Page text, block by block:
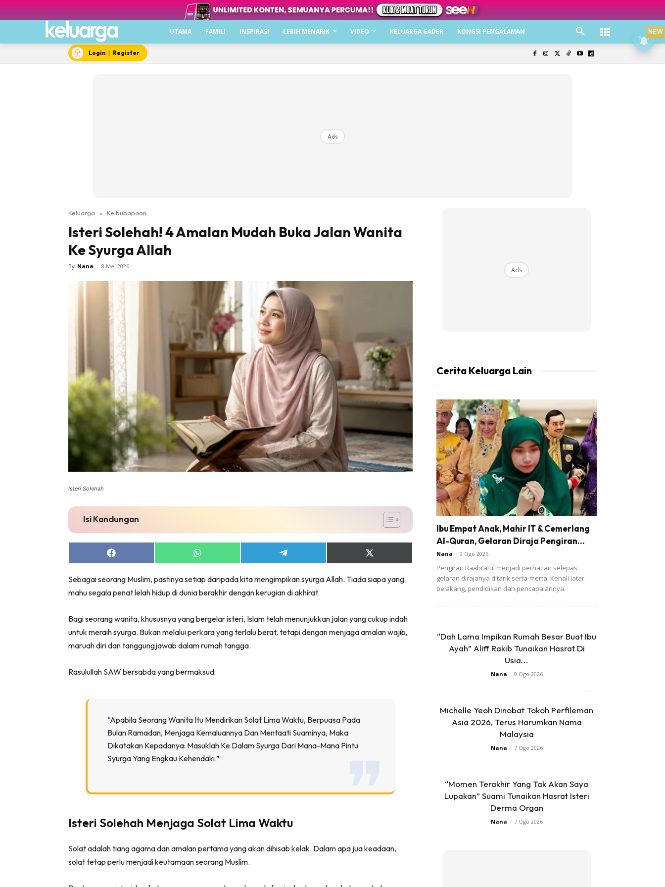
UTAMA FAMILI INSPIRASI LEBIH MENARIK VIDEO KELUARGA GADER KONGSI PENGALAMAN
Login | Register
Ads
Keluarga » Keibubapaan
Isteri Solehah! 4 Amalan Mudah Buka Jalan Wanita
Ke Syurga Allah
By Nana - 8 Mei 2026
Isteri Solehah
Isi Kandungan
Share
on
Share
on
Share
on
Share
on
(Twitter)
Sebagai seorang Muslim, pastinya setiap daripada kita mengimpikan syurga Allah. Tiada siapa yang
mahu segala penat lelah hidup di dunia berakhir dengan kerugian di akhirat.
Bagi seorang wanita, khususnya yang bergelar isteri, Islam telah menunjukkan jalan yang cukup indah
untuk meraih syurga. Bukan melalui perkara yang terlalu berat, tetapi dengan menjaga amalan wajib,
maruah diri dan tanggungjawab dalam rumah tangga.
Rasulullah SAW bersabda yang bermaksud:
“Apabila Seorang Wanita Itu Mendirikan Solat Lima Waktu, Berpuasa Pada
Bulan Ramadan, Menjaga Kemaluannya Dan Mentaati Suaminya, Maka
Dikatakan Kepadanya: Masuklah Ke Dalam Syurga Dari Mana-Mana Pintu
Syurga Yang Engkau Kehendaki.”
Isteri Solehah Menjaga Solat Lima Waktu
Solat adalah tiang agama dan amalan pertama yang akan dihisab kelak. Dalam apa jua keadaan,
solat tetap perlu menjadi keutamaan seorang Muslim.
Ads
Cerita Keluarga Lain
Ibu Empat Anak, Mahir IT & Cemerlang
Al-Quran, Gelaran Diraja Pengiran...
Nana - 9 Ogo 2026
Pengiran Raabi’atul menjadi perhatian selepas
gelaran dirajanya ditarik serta-merta. Kenali latar
belakang, pendidikan dan pencapaiannya.
“Dah Lama Impikan Rumah Besar Buat Ibu
Ayah” Aliff Rakib Tunaikan Hasrat Di
Usia...
Nana - 9 Ogo 2026
Michelle Yeoh Dinobat Tokoh Perfileman
Asia 2026, Terus Harumkan Nama
Malaysia
Nana - 7 Ogo 2026
“Momen Terakhir Yang Tak Akan Saya
Lupakan” Suami Tunaikan Hasrat Isteri
Derma Organ
Nana - 7 Ogo 2026
NEW